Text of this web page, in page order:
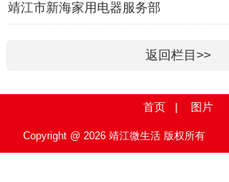
靖江市新海家用电器服务部
返回栏目>>
首页 | 图片
Copyright @ 2026 靖江微生活 版权所有
15010767号